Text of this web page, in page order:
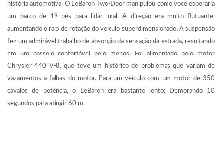
história automotiva. O LeBaron Two-Door manipulou como você esperaria
um barco de 19 pés para lidar, mal. A direção era muito flutuante,
aumentando o raio de rotação do veículo superdimensionado. A suspensão
fez um admirável trabalho de absorção da sensação da estrada, resultando
em um passeio confortável pelo menos. Foi alimentado pelo motor
Chrysler 440 V-8, que teve um histórico de problemas que variam de
vazamentos a falhas do motor. Para um veículo com um motor de 350
cavalos de potência, o LeBaron era bastante lento; Demorando 10
segundos para atingir 60 m.